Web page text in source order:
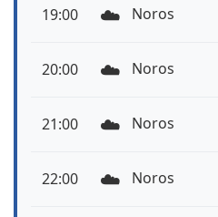
19:00 ☁️ Noros
20:00 ☁️ Noros
21:00 ☁️ Noros
22:00 ☁️ Noros